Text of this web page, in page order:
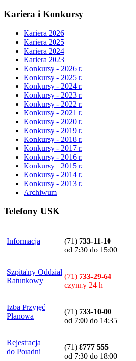
Kariera i Konkursy
Kariera 2026
Kariera 2025
Kariera 2024
Kariera 2023
Konkursy - 2026 r.
Konkursy - 2025 r.
Konkursy - 2024 r.
Konkursy - 2023 r.
Konkursy - 2022 r.
Konkursy - 2021 r.
Konkursy - 2020 r.
Konkursy - 2019 r.
Konkursy - 2018 r.
Konkursy - 2017 r.
Konkursy - 2016 r.
Konkursy - 2015 r.
Konkursy - 2014 r.
Konkursy - 2013 r.
Archiwum
Telefony USK
Informacja (71) 733-11-10
od 7:30 do 15:00
Szpitalny Oddział
Ratunkowy
(71) 733-29-64
czynny 24 h
Izba Przyjęć
Planowa
(71) 733-10-00
od 7:00 do 14:35
Rejestracja
do Poradni
(71) 8777 555
od 7:30 do 18:00